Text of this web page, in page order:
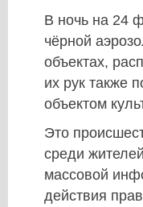
В ночь на 24
чёрной
объектах,
их рук также
объектом
Это
среди
массовой
действия